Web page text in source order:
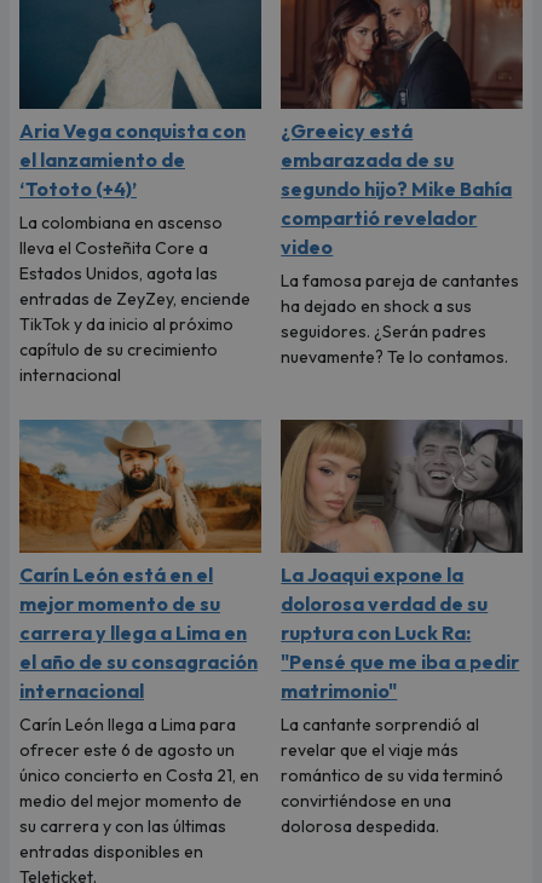
Aria Vega conquista con
el lanzamiento de
‘Tototo (+4)’
La colombiana en ascenso
lleva el Costeñita Core a
Estados Unidos, agota las
entradas de ZeyZey, enciende
TikTok y da inicio al próximo
capítulo de su crecimiento
internacional
¿Greeicy está
embarazada de su
segundo hijo? Mike Bahía
compartió revelador
video
La famosa pareja de cantantes
ha dejado en shock a sus
seguidores. ¿Serán padres
nuevamente? Te lo contamos.
Carín León está en el
mejor momento de su
carrera y llega a Lima en
el año de su consagración
internacional
Carín León llega a Lima para
ofrecer este 6 de agosto un
único concierto en Costa 21, en
medio del mejor momento de
su carrera y con las últimas
entradas disponibles en
Teleticket.
La Joaqui expone la
dolorosa verdad de su
ruptura con Luck Ra:
"Pensé que me iba a pedir
matrimonio"
La cantante sorprendió al
revelar que el viaje más
romántico de su vida terminó
convirtiéndose en una
dolorosa despedida.